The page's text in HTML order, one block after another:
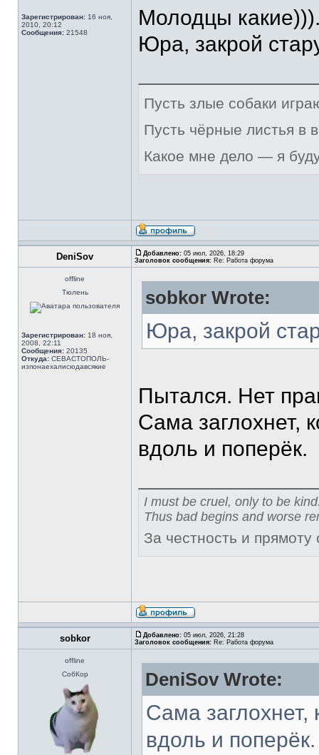
Зарегистрирован: 16 ноя,
2010, 20:12
Сообщения: 21548
Молодцы
Юра, закрой
Пусть злые собаки
Пусть чёрные листья в
Какое мне дело — я
DeniSov Добавлено: 05 июл, 2026, 18:29
Заголовок сообщения: Re: Работа форума
offline
Тюлень
Зарегистрирован: 18 ноя,
2008, 22:11
Сообщения: 20135
Откуда: СЕВАСТОПОЛЬ-
изпонаехалисюдавсякие
sobkor Wrote:
Юра, закрой
Пытался. Нет
Сама заглохнет,
вдоль и поперёк.
I must be cruel, only to be
Thus bad begins and worse
За честность и
sobkor Добавлено: 05 июл, 2026, 21:28
Заголовок сообщения: Re: Работа форума
offline
СобКор
DeniSov Wrote:
Сама заглохнет,
вдоль и поперёк.